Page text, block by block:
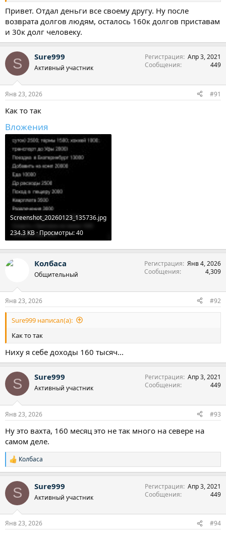
Привет. Отдал деньги все своему другу. Ну после
возврата долгов людям, осталось 160к долгов приставам
и 30к долг человеку.
S Sure999
Активный участник
Регистрация Апр 3, 2021
Сообщения
449
Янв 23, 2026 #91
Как то так
Вложения
Screenshot_20260123_135736.jpg
234.3 KB · Просмотры: 40
Колбаса
Общительный
Регистрация Янв 4, 2026
Сообщения
4,309
Янв 23, 2026 #92
Sure999 написал(а):
Как то так
Ниху я себе доходы 160 тысяч...
S Sure999
Активный участник
Регистрация Апр 3, 2021
Сообщения
449
Янв 23, 2026 #93
Ну это вахта, 160 месяц это не так много на севере на
самом деле.
Р
е
к
и
Колбаса
S Sure999
Активный участник
Регистрация Апр 3, 2021
Сообщения
449
Янв 23, 2026 #94